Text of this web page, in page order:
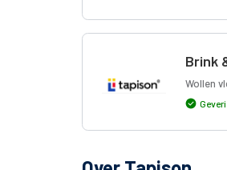
Brink
Wollen